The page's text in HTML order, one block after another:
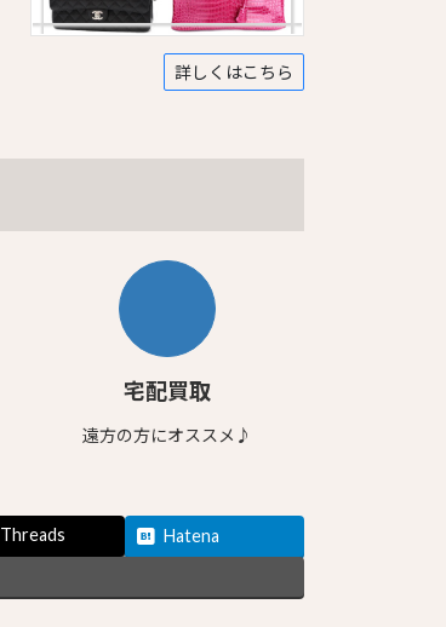
詳しくはこちら
宅配買取
遠方の方にオススメ♪
Threads Hatena